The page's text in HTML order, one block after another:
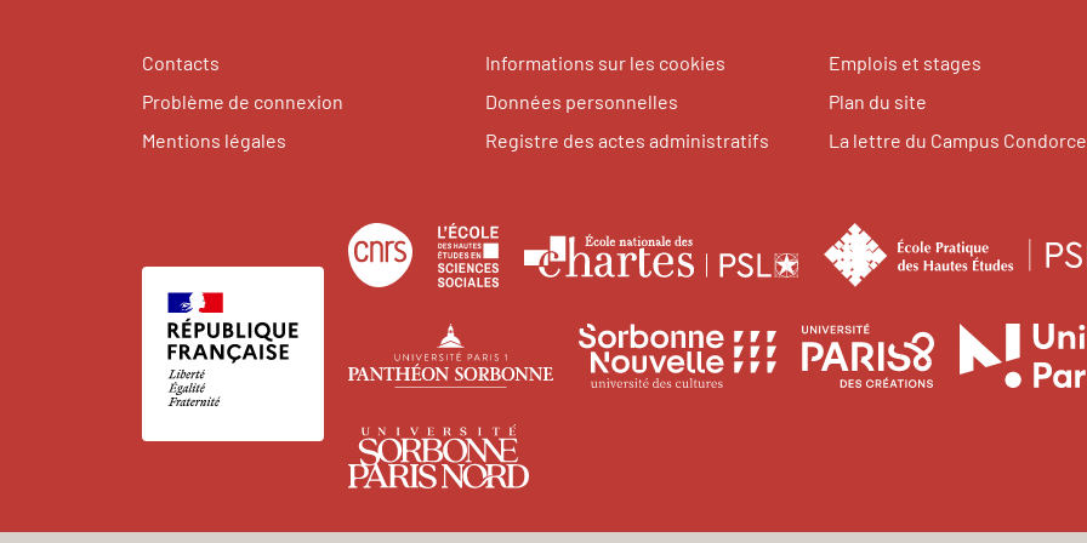
Contacts
Problème de connexion
Mentions légales
Informations sur les cookies
Données personnelles
Registre des actes administratifs
Emplois et stages
Plan du site
La lettre du Campus
Centre
national
la
recherche
scientifique
École
des
études
en
sciences
sociales
École
nationale
des
chartes
Université
Paris
Université
Sorbonne
Université
Paris
Saint-
Paris